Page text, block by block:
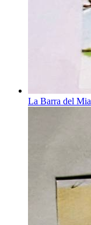
La Barra del Mia